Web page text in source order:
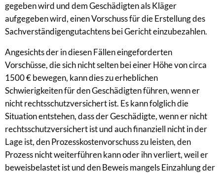
gegeben wird und dem Geschädigten als Kläger
aufgegeben wird, einen Vorschuss für die Erstellung des
Sachverständigengutachtens bei Gericht einzubezahlen.
Angesichts der in diesen Fällen eingeforderten
Vorschüsse, die sich nicht selten bei einer Höhe von circa
1500 € bewegen, kann dies zu erheblichen
Schwierigkeiten für den Geschädigten führen, wenn er
nicht rechtsschutzversichert ist. Es kann folglich die
Situation entstehen, dass der Geschädigte, wenn er nicht
rechtsschutzversichert ist und auch finanziell nicht in der
Lage ist, den Prozesskostenvorschuss zu leisten, den
Prozess nicht weiterführen kann oder ihn verliert, weil er
beweisbelastet ist und den Beweis mangels Einzahlung der